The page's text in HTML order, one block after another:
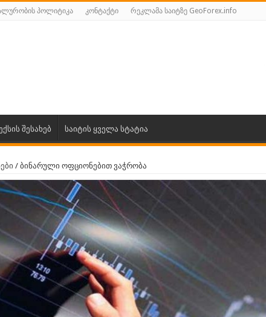
პოლიტიკა კონტაქტი რეკლამა საიტზე GeoForex.info
შესახებ საიტის ყველა სტატია
/ ბინარული ოფციონებით ვაჭრობა